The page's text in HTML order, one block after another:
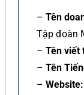
– Tên
Tập đoàn
– Tên viết
– Tên
– Website: